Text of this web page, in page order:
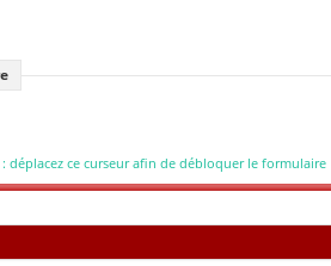
déplacez ce curseur afin de débloquer le formulaire